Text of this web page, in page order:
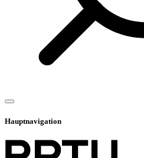
Hauptnavigation